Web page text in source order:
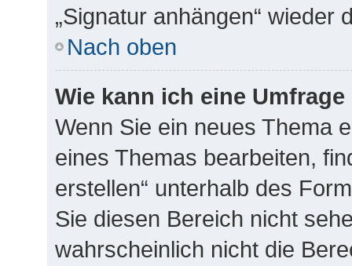
„Signatur anhängen“ wieder
Nach oben
Wie kann ich eine
Wenn Sie ein neues Thema
eines Themas bearbeiten,
erstellen“ unterhalb des
Sie diesen Bereich nicht
wahrscheinlich nicht die